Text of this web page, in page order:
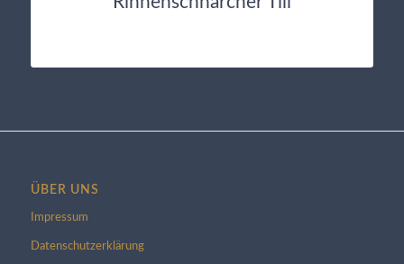
ÜBER UNS
Impressum
Datenschutzerklärung